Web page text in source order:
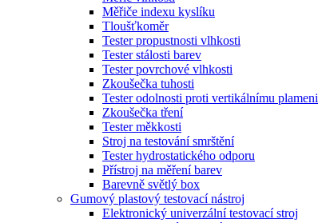
Měřiče indexu kyslíku
Tloušťkoměr
Tester propustnosti vlhkosti
Tester stálosti barev
Tester povrchové vlhkosti
Zkoušečka tuhosti
Tester odolnosti proti vertikálnímu plameni
Zkoušečka tření
Tester měkkosti
Stroj na testování smrštění
Tester hydrostatického odporu
Přístroj na měření barev
Barevně světlý box
Gumový plastový testovací nástroj
Elektronický univerzální testovací stroj